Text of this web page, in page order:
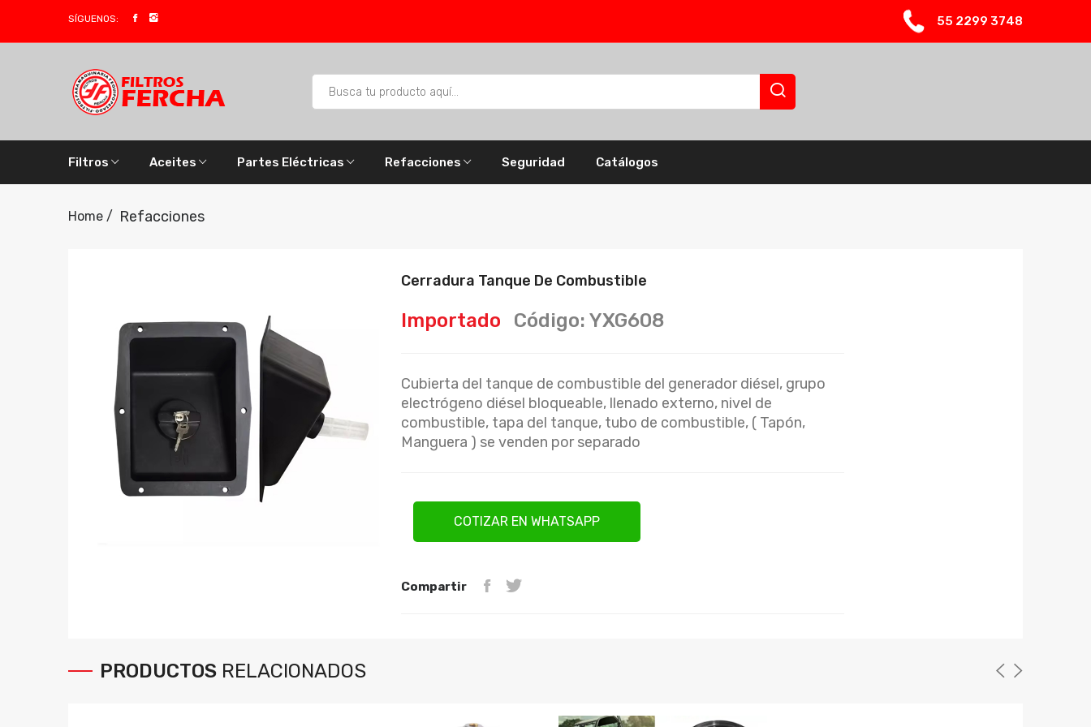
SÍGUENOS: 55 2299 3748
Filtros Aceites Partes Eléctricas Refacciones Seguridad Catálogos
Home / Refacciones
Cerradura Tanque De Combustible
Importado Código: YXG608
Cubierta del tanque de combustible del generador diésel, grupo
electrógeno diésel bloqueable, llenado externo, nivel de
combustible, tapa del tanque, tubo de combustible, ( Tapón,
Manguera ) se venden por separado
COTIZAR EN WHATSAPP
Compartir
PRODUCTOS RELACIONADOS